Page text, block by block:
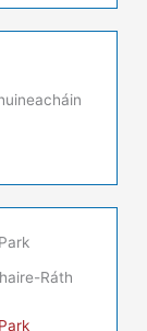
Ráth